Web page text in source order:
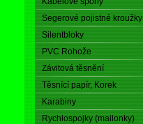
Segerové pojistné kroužky
Silentbloky
PVC Rohože
Závitová těsnění
Těsnící papír, Korek
Karabiny
Rychlospojky (mailonky)